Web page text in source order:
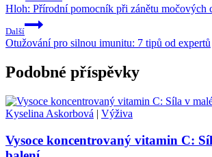
Hloh: Přírodní pomocník při zánětu močových
Další
Otužování pro silnou imunitu: 7 tipů od expertů
Podobné příspěvky
Kyselina Askorbová | Výživa
Vysoce koncentrovaný vitamin C: